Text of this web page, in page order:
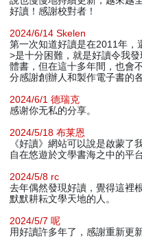
好讀！感謝校對者！
2024/6/14 Skelen
第一次知道好讀是在2011年，
>是十分困難，就是好讀令我
體書，但在這十多年間，也會
分感謝創辦人和製作電子書的
2024/6/1 德瑞克
感谢你无私的分享。
2024/5/18 布莱恩
《好讀》網站可以說是啟蒙了
自在悠遊於文學書海之中的平
2024/5/8 rc
去年偶然發現好讀，覺得這裡
默默耕耘文學天地的人。
2024/5/7 呢
用好讀許多年了，感謝重新更